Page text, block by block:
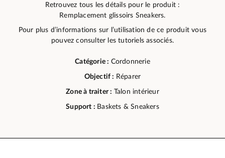
Retrouvez tous les détails pour le produit :
Remplacement glissoirs Sneakers.
Pour plus d’informations sur l’utilisation de ce produit vous
pouvez consulter les tutoriels associés.
Catégorie : Cordonnerie
Objectif : Réparer
Zone à traiter : Talon intérieur
Support : Baskets & Sneakers